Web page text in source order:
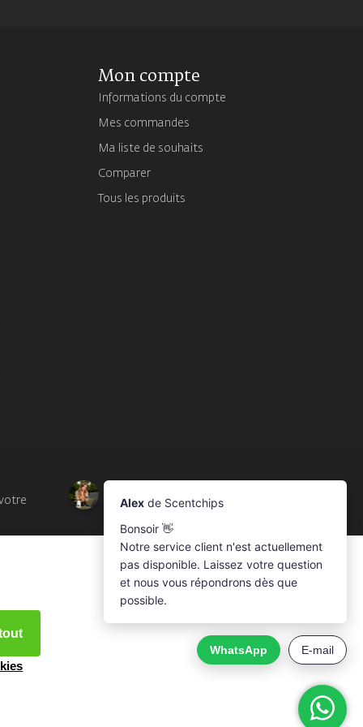
Mon compte
Informations du compte
Mes commandes
Ma liste de souhaits
Comparer
Tous les produits